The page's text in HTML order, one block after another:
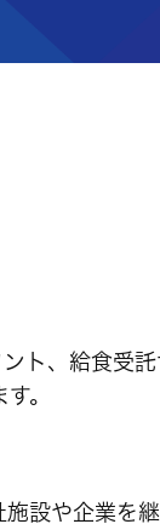
ト、給食受託
。
設や企業を